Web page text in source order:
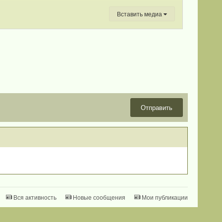
Вставить медиа
Отправить
Вся активность Новые сообщения Мои публикации